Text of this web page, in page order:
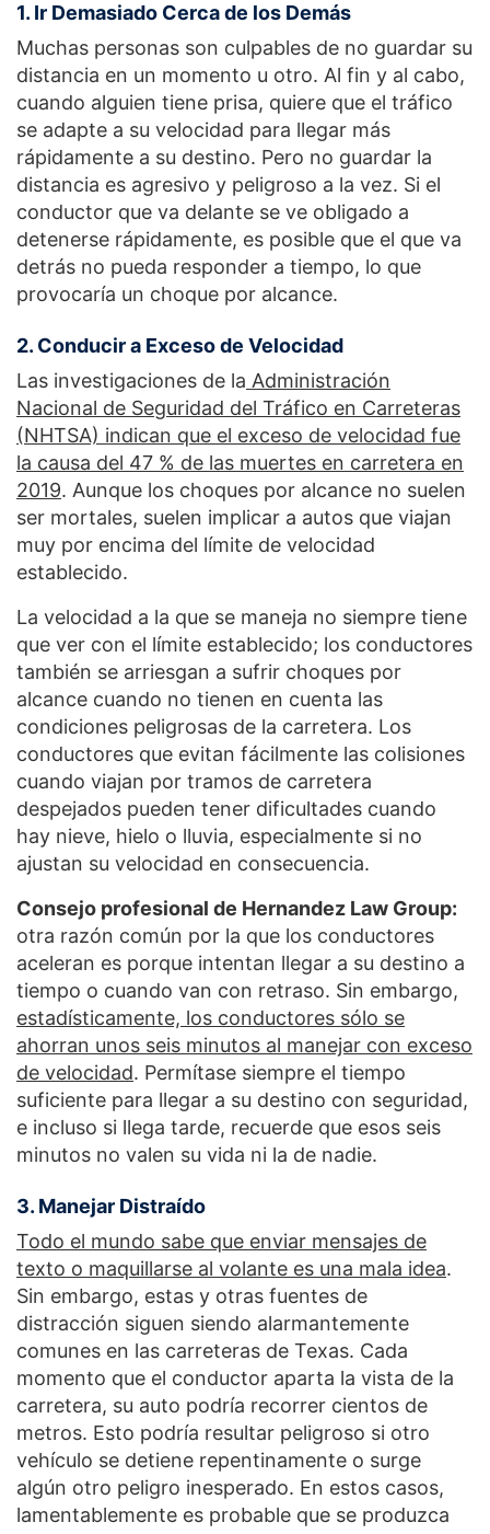
1. Ir Demasiado Cerca de los Demás
Muchas personas son culpables de no guardar su
distancia en un momento u otro. Al fin y al cabo,
cuando alguien tiene prisa, quiere que el tráfico
se adapte a su velocidad para llegar más
rápidamente a su destino. Pero no guardar la
distancia es agresivo y peligroso a la vez. Si el
conductor que va delante se ve obligado a
detenerse rápidamente, es posible que el que va
detrás no pueda responder a tiempo, lo que
provocaría un choque por alcance.
2. Conducir a Exceso de Velocidad
Las investigaciones de la Administración
Nacional de Seguridad del Tráfico en Carreteras
(NHTSA) indican que el exceso de velocidad fue
la causa del 47 % de las muertes en carretera en
2019. Aunque los choques por alcance no suelen
ser mortales, suelen implicar a autos que viajan
muy por encima del límite de velocidad
establecido.
La velocidad a la que se maneja no siempre tiene
que ver con el límite establecido; los conductores
también se arriesgan a sufrir choques por
alcance cuando no tienen en cuenta las
condiciones peligrosas de la carretera. Los
conductores que evitan fácilmente las colisiones
cuando viajan por tramos de carretera
despejados pueden tener dificultades cuando
hay nieve, hielo o lluvia, especialmente si no
ajustan su velocidad en consecuencia.
Consejo profesional de Hernandez Law Group:
otra razón común por la que los conductores
aceleran es porque intentan llegar a su destino a
tiempo o cuando van con retraso. Sin embargo,
estadísticamente, los conductores sólo se
ahorran unos seis minutos al manejar con exceso
de velocidad. Permítase siempre el tiempo
suficiente para llegar a su destino con seguridad,
e incluso si llega tarde, recuerde que esos seis
minutos no valen su vida ni la de nadie.
3. Manejar Distraído
Todo el mundo sabe que enviar mensajes de
texto o maquillarse al volante es una mala idea.
Sin embargo, estas y otras fuentes de
distracción siguen siendo alarmantemente
comunes en las carreteras de Texas. Cada
momento que el conductor aparta la vista de la
carretera, su auto podría recorrer cientos de
metros. Esto podría resultar peligroso si otro
vehículo se detiene repentinamente o surge
algún otro peligro inesperado. En estos casos,
lamentablemente es probable que se produzca